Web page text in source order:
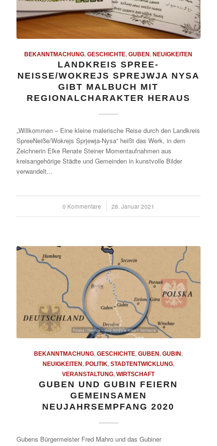
BEKANNTMACHUNG,GESCHICHTE,GUBEN , NEUIGKEITEN
LANDKREIS SPREE-
NEISSE/WOKREJS SPREJWJA NYSA G
IBT MALBUCH MIT R
EGIONALCHARAKTER HERAUS
„Willkommen – Eine kleine malerische Reise durch den Landkreis
SpreeNeiße/Wokrejs Sprjewja-Nysa“ heißt das Werk, in dem
Zeichnerin Elke Renate Steiner Momentaufnahmen aus
kreisangehörige Städte und Gemeinden in kunstvolle Bilder
verwandelt…
0 Kommentare
/ 28. Januar 2021
BEKANNTMACHUNG ,GESCHICHTE ,GUBEN ,GUBIN
NEUIGKEITEN POLITIK STADTENTWICKLUNG,
VERANSTALTUNG ,WIRTSCHAFT
GUBEN UND GUBIN FEIERN
GEMEINSAMEN
NEUJAHRSEMPFANG 2020
Gubens Bürgermeister Fred Mahro und das Gubiner